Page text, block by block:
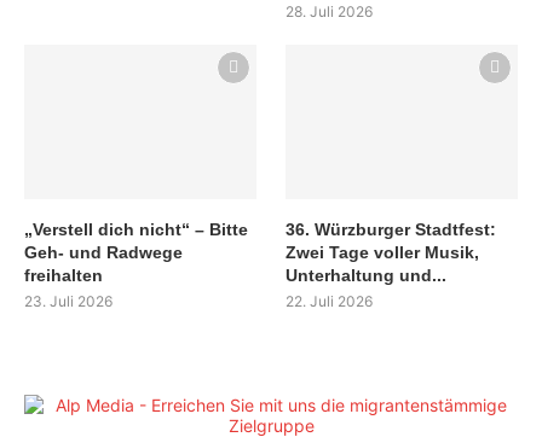
28. Juli 2026
„Verstell dich nicht“ – Bitte
Geh- und Radwege
freihalten
23. Juli 2026
36. Würzburger Stadtfest:
Zwei Tage voller Musik,
Unterhaltung und...
22. Juli 2026